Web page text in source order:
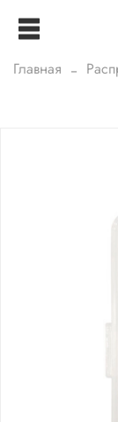
Главная